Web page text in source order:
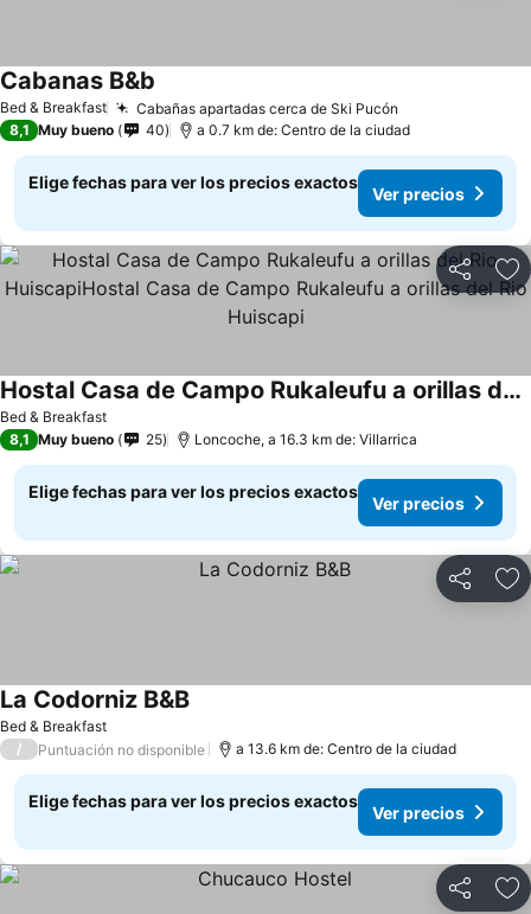
Bed & Breakfast Cabañas apartadas cerca de Ski Pucón
Cabanas B&b
8,1 Muy bueno 40 a 0.7 km de: Centro de la ciudad
Elige fechas para ver los precios exactos
Ver precios
Compartir
Bed & Breakfast
Hostal Casa de Campo Rukaleufu a orillas del Rio HuiscapiHostal Casa de Campo Rukaleufu a orillas del Rio Huiscapi
Ver precios
8,1 Muy bueno 25 Loncoche, a 16.3 km de: Villarrica
Elige fechas para ver los precios exactos
Ver precios
Compartir
Bed & Breakfast
La Codorniz B&BVer precios
/ Puntuación no disponible a 13.6 km de: Centro de la ciudad
Elige fechas para ver los precios exactos
Ver precios
Compartir